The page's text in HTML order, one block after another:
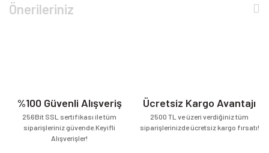
Önerileriniz
%100 Güvenli Alışveriş
256Bit SSL sertifikası ile tüm
siparişleriniz güvende.Keyifli
Alışverişler!
Ücretsiz Kargo Avantajı
2500 TL ve üzeri verdiğiniz tüm
siparişlerinizde ücretsiz kargo fırsatı!